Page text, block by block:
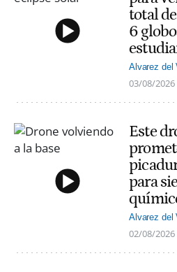
total
6
Alvarez del
03/08/2026
Este
para
Alvarez del
02/08/2026